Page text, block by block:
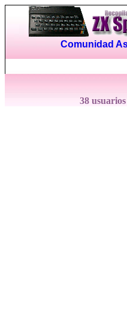
Comunidad
38